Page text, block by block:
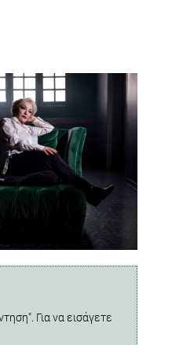
Για να εισάγετε